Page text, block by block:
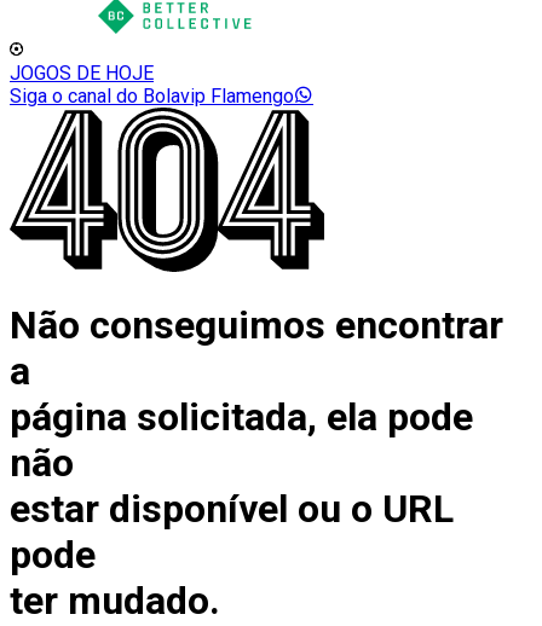
JOGOS DE HOJE
Siga o canal do Bolavip Flamengo
Não conseguimos encontrar
a
página solicitada, ela pode
não
estar disponível ou o URL
pode
ter mudado.